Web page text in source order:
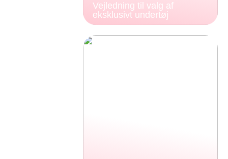
Vejledning til valg af
eksklusivt undertøj